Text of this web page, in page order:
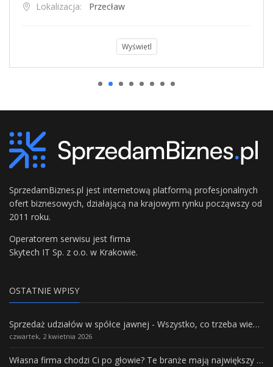
Lokalizacja:
Przecław
Wyświetl
SprzedamBiznes.pl jest internetową platformą profesjonalnych
ofert biznesowych, działającą na krajowym rynku począwszy od
2011 roku.
Operatorem serwisu jest firma
Skytech IT Sp. z o.o. w Krakowie.
OSTATNIE WPISY
Sprzedaż udziałów w spółce jawnej - Wszystko, co trzeba wiedzieć.
czwartek, 2 kwietnia 2026
Własna firma chodzi Ci po głowie? Te branże mają największy potencjał rozwoju